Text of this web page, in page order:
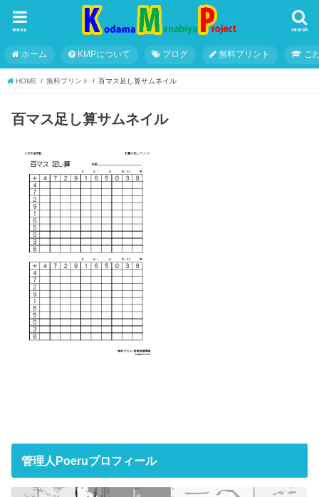
search
menu
ホーム KMPについて ブログ 無料プリント こ
HOME 無料プリント 百マス足し算サムネイル
百マス足し算サムネイル
管理人Poeruプロフィール